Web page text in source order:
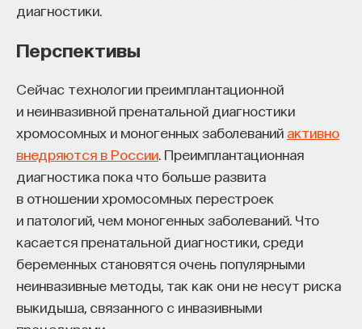
диагностики.
Перспективы
Сейчас технологии преимплантационной
и неинвазивной пренатальной диагностики
хромосомных и моногенных заболеваний активно
внедряются в России . Преимплантационная
диагностика пока что больше развита
в отношении хромосомных перестроек
и патологий, чем моногенных заболеваний. Что
касается пренатальной диагностики, среди
беременных становятся очень популярными
неинвазивные методы, так как они не несут риска
выкидыша, связанного с инвазивными